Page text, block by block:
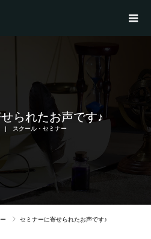
られたお声です♪
スクール・セミナー
セミナーに寄せられたお声です♪